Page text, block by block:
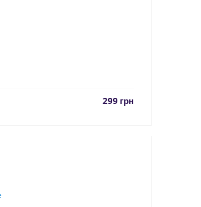
299 грн